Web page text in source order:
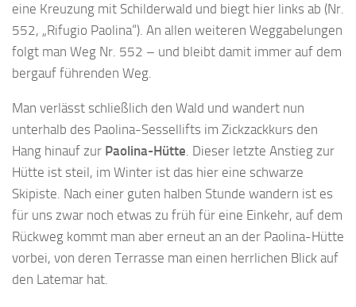
eine Kreuzung mit Schilderwald und biegt hier links ab (Nr.
552, „Rifugio Paolina“). An allen weiteren Weggabelungen
folgt man Weg Nr. 552 – und bleibt damit immer auf dem
bergauf führenden Weg.
Man verlässt schließlich den Wald und wandert nun
unterhalb des Paolina-Sessellifts im Zickzackkurs den
Hang hinauf zur Paolina-Hütte. Dieser letzte Anstieg zur
Hütte ist steil, im Winter ist das hier eine schwarze
Skipiste. Nach einer guten halben Stunde wandern ist es
für uns zwar noch etwas zu früh für eine Einkehr, auf dem
Rückweg kommt man aber erneut an an der Paolina-Hütte
vorbei, von deren Terrasse man einen herrlichen Blick auf
den Latemar hat.